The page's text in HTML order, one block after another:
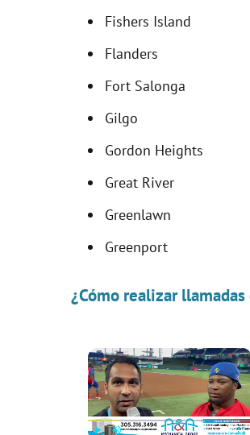
Fishers Island
Flanders
Fort Salonga
Gilgo
Gordon Heights
Great River
Greenlawn
Greenport
¿Cómo realizar
×